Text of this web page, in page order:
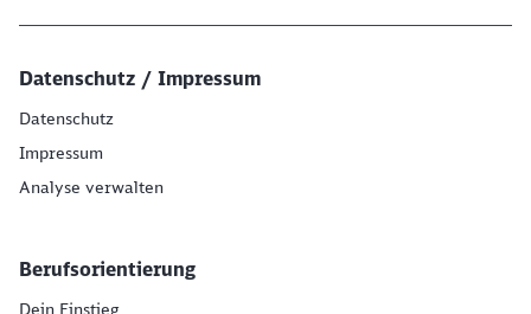
Datenschutz / Impressum
Datenschutz
Impressum
Analyse verwalten
Berufsorientierung
Dein Einstieg